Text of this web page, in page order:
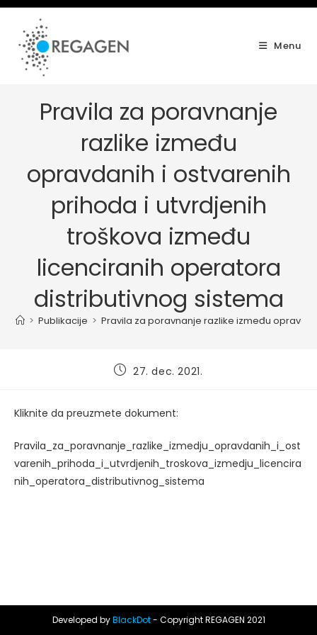
Skip
content
Menu
Pravila za poravnanje
razlike između
opravdanih i ostvarenih
prihoda i utvrdjenih
troškova između
licenciranih operatora
distributivnog sistema
> Publikacije > Pravila za poravnanje razlike između
Post27. dec. 2021.
Kliknite da preuzmete dokument:
Pravila_za_poravnanje_razlike_izmedju_opravdanih_i_ost
varenih_prihoda_i_utvrdjenih_troskova_izmedju_licencira
nih_operatora_distributivnog_sistema
Developed byBlackDot- Copyright REGAGEN 2021